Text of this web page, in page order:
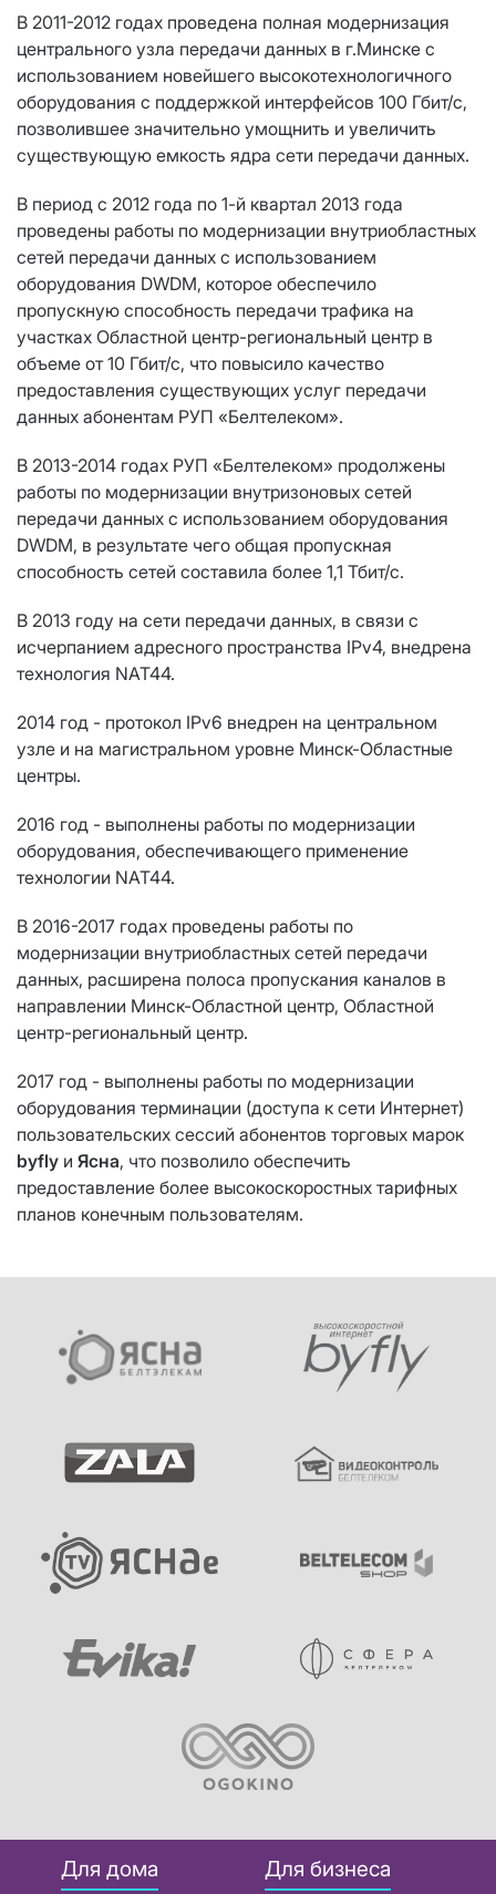
В 2011-2012 годах проведена полная модернизация
центрального узла передачи данных в г.Минске с
использованием новейшего высокотехнологичного
оборудования с поддержкой интерфейсов 100 Гбит/с,
позволившее значительно умощнить и увеличить
существующую емкость ядра сети передачи данных.
В период с 2012 года по 1-й квартал 2013 года
проведены работы по модернизации внутриобластных
сетей передачи данных с использованием
оборудования DWDM, которое обеспечило
пропускную способность передачи трафика на
участках Областной центр-региональный центр в
объеме от 10 Гбит/с, что повысило качество
предоставления существующих услуг передачи
данных абонентам РУП «Белтелеком».
В 2013-2014 годах РУП «Белтелеком» продолжены
работы по модернизации внутризоновых сетей
передачи данных с использованием оборудования
DWDM, в результате чего общая пропускная
способность сетей составила более 1,1 Тбит/с.
В 2013 году на сети передачи данных, в связи с
исчерпанием адресного пространства IPv4, внедрена
технология NAT44.
2014 год - протокол IPv6 внедрен на центральном
узле и на магистральном уровне Минск-Областные
центры.
2016 год - выполнены работы по модернизации
оборудования, обеспечивающего применение
технологии NAT44.
В 2016-2017 годах проведены работы по
модернизации внутриобластных сетей передачи
данных, расширена полоса пропускания каналов в
направлении Минск-Областной центр, Областной
центр-региональный центр.
2017 год - выполнены работы по модернизации
оборудования терминации (доступа к сети Интернет)
пользовательских сессий абонентов торговых марок
byfly и Ясна, что позволило обеспечить
предоставление более высокоскоростных тарифных
планов конечным пользователям.
Для дома Для бизнеса